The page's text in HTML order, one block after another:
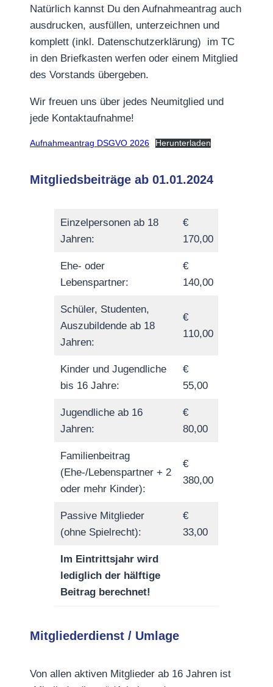
Natürlich kannst Du den Aufnahmeantrag auch
ausdrucken, ausfüllen, unterzeichnen und
komplett (inkl. Datenschutzerklärung) im TC
in den Briefkasten werfen oder einem Mitglied
des Vorstands übergeben.
Wir freuen uns über jedes Neumitglied und
jede Kontaktaufnahme!
Aufnahmeantrag DSGVO 2026 Herunterladen
Mitgliedsbeiträge ab 01.01.2024
Einzelpersonen ab 18
Jahren:
€
170,00
Ehe- oder
Lebenspartner:
€
140,00
Schüler, Studenten,
Auszubildende ab 18
Jahren:
€
110,00
Kinder und Jugendliche
bis 16 Jahre:
€
55,00
Jugendliche ab 16
Jahren:
€
80,00
Familienbeitrag
(Ehe-/Lebenspartner + 2
oder mehr Kinder):
€
380,00
Passive Mitglieder
(ohne Spielrecht):
€
33,00
Im Eintrittsjahr wird
lediglich der hälftige
Beitrag berechnet!
Mitgliederdienst / Umlage
Von allen aktiven Mitglieder ab 16 Jahren ist